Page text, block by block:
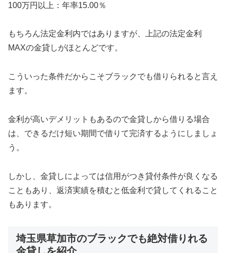
100万円以上：年率15.00％
もちろん法定金利内ではありますが、上記の法定金利
MAXの金貸しがほとんどです。
こういった条件だからこそブラックでも借りられると言え
ます。
金利が高いデメリットもあるので金貸しから借りる場合
は、できるだけ短い期間で借りて完済するようにしましょ
う。
しかし、金貸しによっては信用がつき貸付条件が良くなる
こともあり、返済実績を積むと低金利で貸してくれること
もあります。
埼玉県草加市のブラックでも絶対借りれる